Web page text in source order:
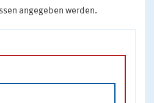
angegeben werden.